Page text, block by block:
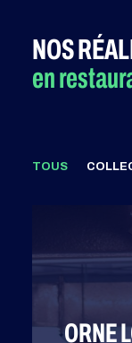
NOS
en
TOUS
ORNE